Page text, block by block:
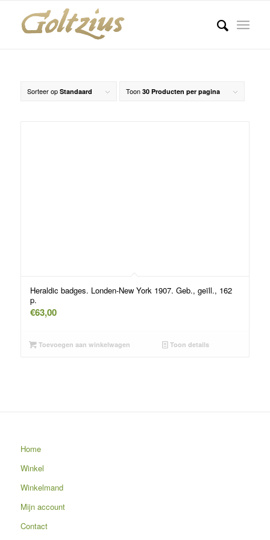
Sorteer op Standaard Toon 30 Producten per pagina
Heraldic badges. Londen-New York 1907. Geb., geïll., 162
p.
€63,00
Toevoegen aan winkelwagen Toon details
Home
Winkel
Winkelmand
Mijn account
Contact